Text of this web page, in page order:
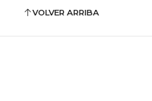
VOLVER ARRIBA